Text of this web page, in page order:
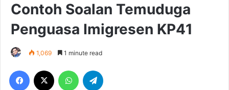
Contoh Soalan Temuduga
Penguasa Imigresen KP41
1,069 1 minute read
Facebook WhatsApp